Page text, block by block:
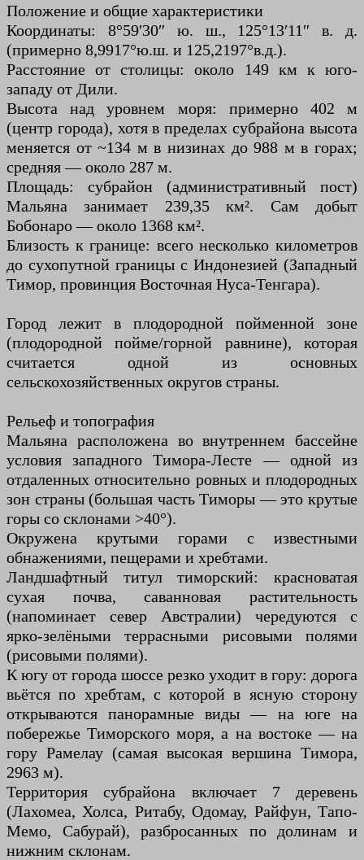
Положение и общие характеристики
Координаты: 8°59′30″ ю. ш., 125°13′11″ в. д.
(примерно 8,9917°ю.ш. и 125,2197°в.д.).
Расстояние от столицы: около 149 км к юго-
западу от Дили.
Высота над уровнем моря: примерно 402 м
(центр города), хотя в пределах субрайона высота
меняется от ~134 м в низинах до 988 м в горах;
средняя — около 287 м.
Площадь: субрайон (административный пост)
Мальяна занимает 239,35 км². Сам добыт
Бобонаро — около 1368 км².
Близость к границе: всего несколько километров
до сухопутной границы с Индонезией (Западный
Тимор, провинция Восточная Нуса-Тенгара).
Город лежит в плодородной пойменной зоне
(плодородной пойме/горной равнине), которая
считается одной из основных
сельскохозяйственных округов страны.
Рельеф и топография
Мальяна расположена во внутреннем бассейне
условия западного Тимора-Лесте — одной из
отдаленных относительно ровных и плодородных
зон страны (большая часть Тиморы — это крутые
горы со склонами >40°).
Окружена крутыми горами с известными
обнажениями, пещерами и хребтами.
Ландшафтный титул тиморский: красноватая
сухая почва, саванновая растительность
(напоминает север Австралии) чередуются с
ярко-зелёными террасными рисовыми полями
(рисовыми полями).
К югу от города шоссе резко уходит в гору: дорога
вьётся по хребтам, с которой в ясную сторону
открываются панорамные виды — на юге на
побережье Тиморского моря, а на востоке — на
гору Рамелау (самая высокая вершина Тимора,
2963 м).
Территория субрайона включает 7 деревень
(Лахомеа, Холса, Ритабу, Одомау, Райфун, Тапо-
Мемо, Сабурай), разбросанных по долинам и
нижним склонам.